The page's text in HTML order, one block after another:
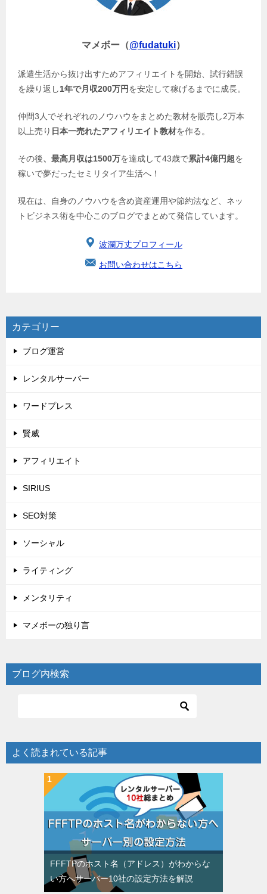
マメボー（@fudatuki）
派遣生活から抜け出すためアフィリエイトを開始、試行錯誤
を繰り返し1年で月収200万円を安定して稼げるまでに成長。
仲間3人でそれぞれのノウハウをまとめた教材を販売し2万本
以上売り 日本一売れたアフィリエイト教材を作る。
その後、最高月収は1500万を達成して43歳で累計4億円超を
稼いで夢だったセミリタイア生活へ！
現在は、自身のノウハウを含め資産運用や節約法など、ネッ
トビジネス術を中心このブログでまとめて発信しています。
波瀾万丈プロフィール
お問い合わせはこちら
カテゴリー
ブログ運営
レンタルサーバー
ワードプレス
賢威
アフィリエイト
SIRIUS
SEO対策
ソーシャル
ライティング
メンタリティ
マメボーの独り言
ブログ内検索
よく読まれている記事
FFFTPのホスト名（アドレス）がわからな
い方へサーバー10社の設定方法を解説